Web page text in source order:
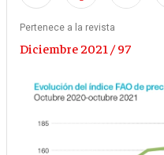
Pertenece a la revista
Diciembre 2021 / 97